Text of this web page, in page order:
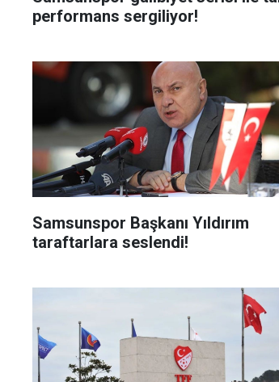
performans sergiliyor!
Samsunspor Başkanı Yıldırım
taraftarlara seslendi!